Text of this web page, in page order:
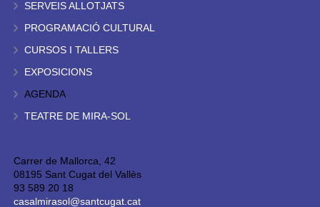
SERVEIS ALLOTJATS
PROGRAMACIÓ CULTURAL
CURSOS I TALLERS
EXPOSICIONS
AGENDA
TEATRE DE MIRA-SOL
Carrer de Mallorca, 42
08195 Sant Cugat del Vallès
93 589 20 18
casalmirasol@santcugat.cat